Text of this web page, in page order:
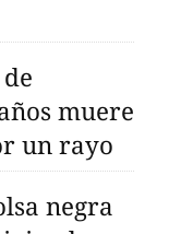
muere
un rayo
negra